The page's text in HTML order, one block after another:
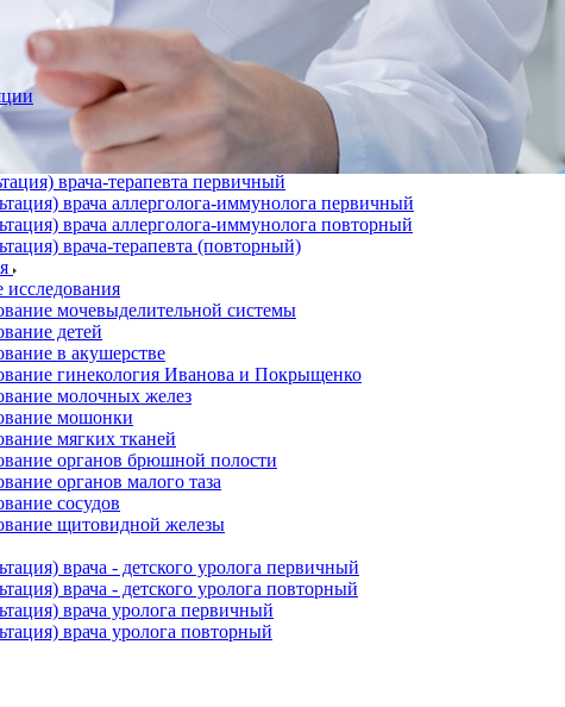
врача-терапевта первичный
врача аллерголога-иммунолога первичный
врача аллерголога-иммунолога повторный
врача-терапевта (повторный)
исследования
мочевыделительной системы
детей
в акушерстве
гинекология Иванова и Покрыщенко
молочных желез
мошонки
мягких тканей
органов брюшной полости
органов малого таза
сосудов
щитовидной железы
врача - детского уролога первичный
врача - детского уролога повторный
врача уролога первичный
врача уролога повторный